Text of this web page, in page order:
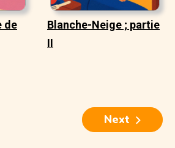
de
Blanche-Neige ; partie
II
Next